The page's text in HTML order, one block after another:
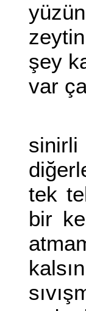
şey
var
sinirli
tek
bir